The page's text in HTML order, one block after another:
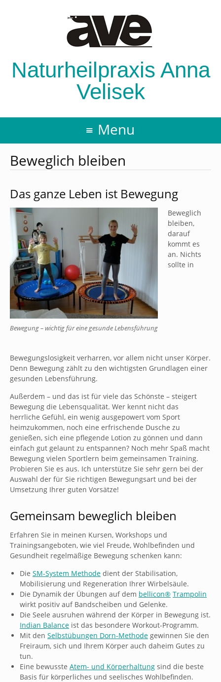
Naturheilpraxis Anna
Velisek
Menu
Beweglich bleiben
Das ganze Leben ist Bewegung
Bewegung – wichtig für eine gesunde Lebensführung
Beweglich
bleiben,
darauf
kommt es
an. Nichts
sollte in
Bewegungslosigkeit verharren, vor allem nicht unser Körper.
Denn Bewegung zählt zu den wichtigsten Grundlagen einer
gesunden Lebensführung.
Außerdem – und das ist für viele das Schönste – steigert
Bewegung die Lebensqualität. Wer kennt nicht das
herrliche Gefühl, ein wenig ausgepowert vom Sport
heimzukommen, noch eine erfrischende Dusche zu
genießen, sich eine pflegende Lotion zu gönnen und dann
einfach gut gelaunt zu entspannen? Noch mehr Spaß macht
Bewegung vielen Sportlern beim gemeinsamen Training.
Probieren Sie es aus. Ich unterstütze Sie sehr gern bei der
Auswahl der für Sie richtigen Bewegungsart und bei der
Umsetzung Ihrer guten Vorsätze!
Gemeinsam beweglich bleiben
Erfahren Sie in meinen Kursen, Workshops und
Trainingsangeboten, wie viel Freude, Wohlbefinden und
Gesundheit regelmäßige Bewegung schenken kann:
Die SM-System Methode dient der Stabilisation,
Mobilisierung und Regeneration Ihrer Wirbelsäule.
Die Dynamik der Übungen auf dem bellicon® Trampolin
wirkt positiv auf Bandscheiben und Gelenke.
Die Seele ausruhen während der Körper in Bewegung ist.
Indian Balance ist das besondere Workout-Programm.
Mit den Selbstübungen Dorn-Methode gewinnen Sie den
Freiraum, sich und Ihrem Körper auch daheim Gutes zu
tun.
Eine bewusste Atem- und Körperhaltung sind die beste
Basis für körperliches und seelisches Wohlbefinden.